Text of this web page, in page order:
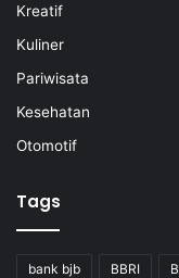
Kreatif
Kuliner
Pariwisata
Kesehatan
Otomotif
Tags
bank bjb BBRI